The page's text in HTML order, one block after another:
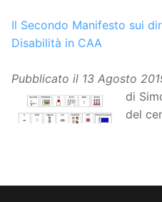
Il Secondo Manifesto sui
Disabilità in CAA
Pubblicato il 13 Agosto
di
del
aumentativa alternativa